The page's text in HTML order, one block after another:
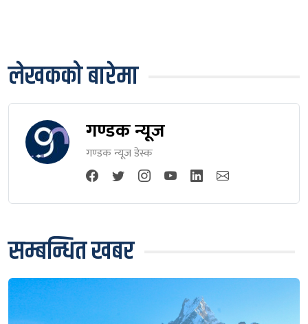
लेखकको बारेमा
गण्डक न्यूज
गण्डक न्यूज डेस्क
सम्बन्धित खबर